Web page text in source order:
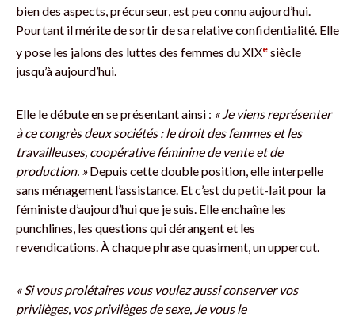
bien des aspects, précurseur, est peu connu aujourd’hui.
Pourtant il mérite de sortir de sa relative confidentialité. Elle
y pose les jalons des luttes des femmes du XIXe siècle
jusqu’à aujourd’hui.
Elle le débute en se présentant ainsi : « Je viens représenter
à ce congrès deux sociétés : le droit des femmes et les
travailleuses, coopérative féminine de vente et de
production. »Depuis cette double position, elle interpelle
sans ménagement l’assistance. Et c’est du petit-lait pour la
féministe d’aujourd’hui que je suis. Elle enchaîne les
punchlines, les questions qui dérangent et les
revendications. À chaque phrase quasiment, un uppercut.
« Si vous prolétaires vous voulez aussi conserver vos
privilèges, vos privilèges de sexe, Je vous le